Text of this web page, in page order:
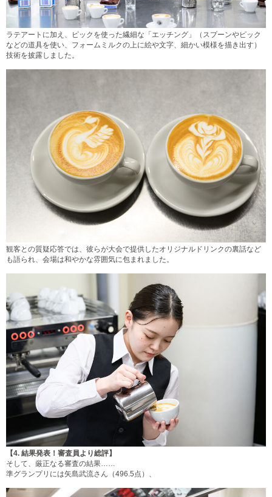
ラテアートに加え、ピックを使った繊細な「エッチング」（スプーンやピック
などの道具を使い、フォームミルクの上に絵や文字、細かい模様を描き出す）
技術を披露しました。
観客との質疑応答では、彼らが大会で提供したオリジナルドリンクの裏話など
も語られ、会場は和やかな雰囲気に包まれました。
【4. 結果発表！審査員より総評】
そして、厳正なる審査の結果……
準グランプリには矢島武流さん（496.5点）、